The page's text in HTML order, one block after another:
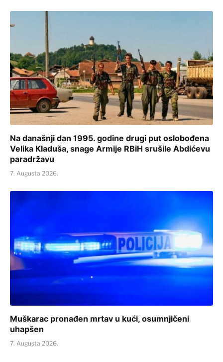
Na današnji dan 1995. godine drugi put oslobođena
Velika Kladuša, snage Armije RBiH srušile Abdićevu
paradržavu
7. Augusta 2026.
Muškarac pronađen mrtav u kući, osumnjičeni
uhapšen
7. Augusta 2026.